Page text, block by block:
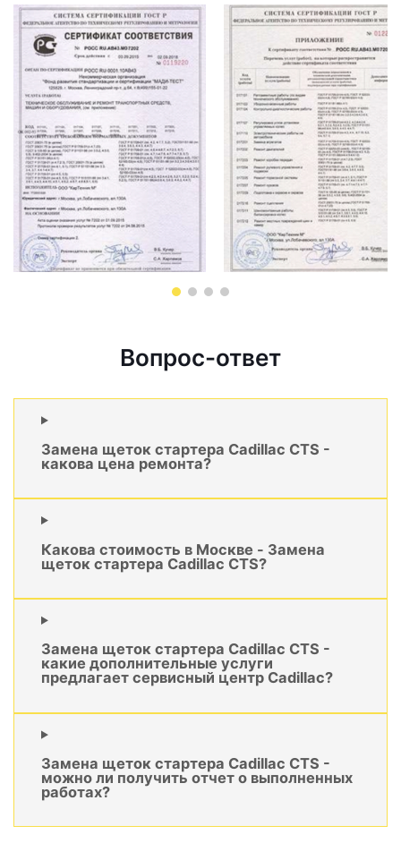
Вопрос-ответ
Замена щеток стартера Cadillac CTS -
какова цена ремонта?
Какова стоимость в Москве - Замена
щеток стартера Cadillac CTS?
Замена щеток стартера Cadillac CTS -
какие дополнительные услуги
предлагает сервисный центр Cadillac?
Замена щеток стартера Cadillac CTS -
можно ли получить отчет о выполненных
работах?